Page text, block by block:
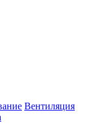
Вентиляция